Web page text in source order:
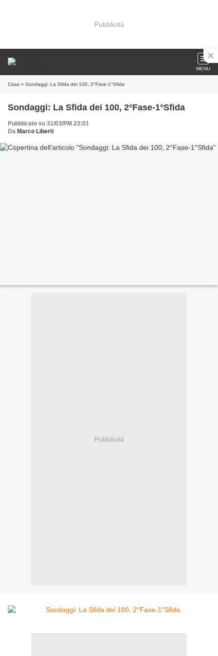
Pubblicità
MENU
Casa » Sondaggi: La Sfida dei 100, 2°Fase-1°Sfida
Sondaggi: La Sfida dei 100, 2°Fase-1°Sfida
Pubblicato su 31/03/PM 23:01
Da Marco Liberti
Pubblicità